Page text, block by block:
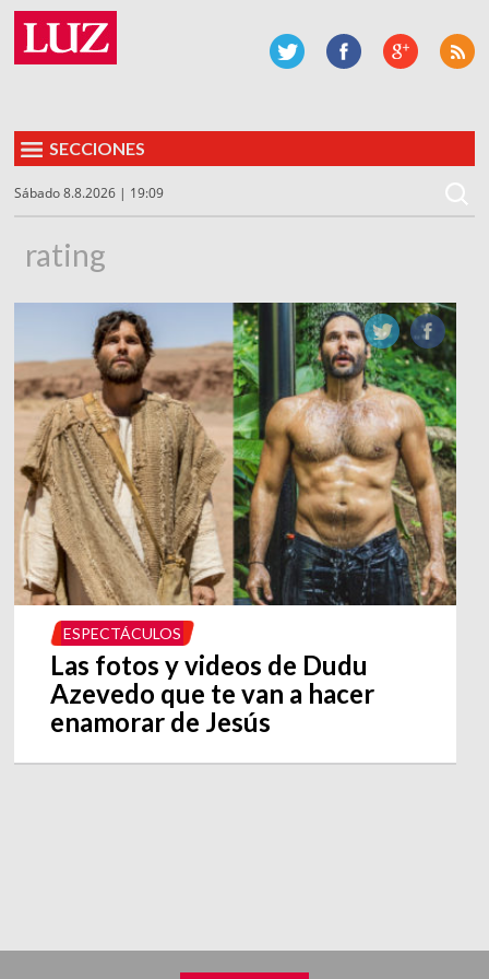
SECCIONES
Sábado 8.8.2026 | 19:09
rating
ESPECTÁCULOS
Las fotos y videos de Dudu
Azevedo que te van a hacer
enamorar de Jesús